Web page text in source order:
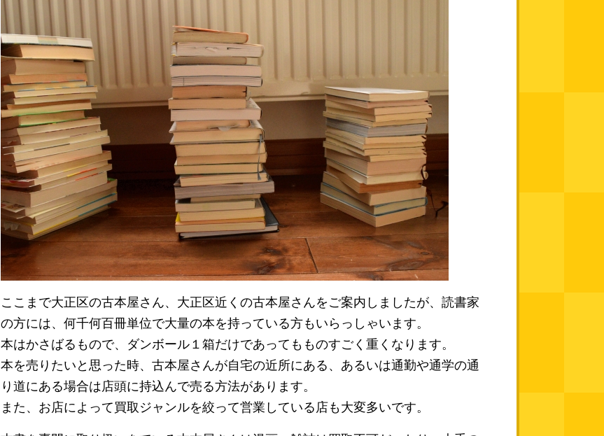
ここまで大正区の古本屋さん、大正区近くの古本屋さんをご案内しましたが、読書家
の方には、何千何百冊単位で大量の本を持っている方もいらっしゃいます。
本はかさばるもので、ダンボール１箱だけであってもものすごく重くなります。
本を売りたいと思った時、古本屋さんが自宅の近所にある、あるいは通勤や通学の通
り道にある場合は店頭に持込んで売る方法があります。
また、お店によって買取ジャンルを絞って営業している店も大変多いです。